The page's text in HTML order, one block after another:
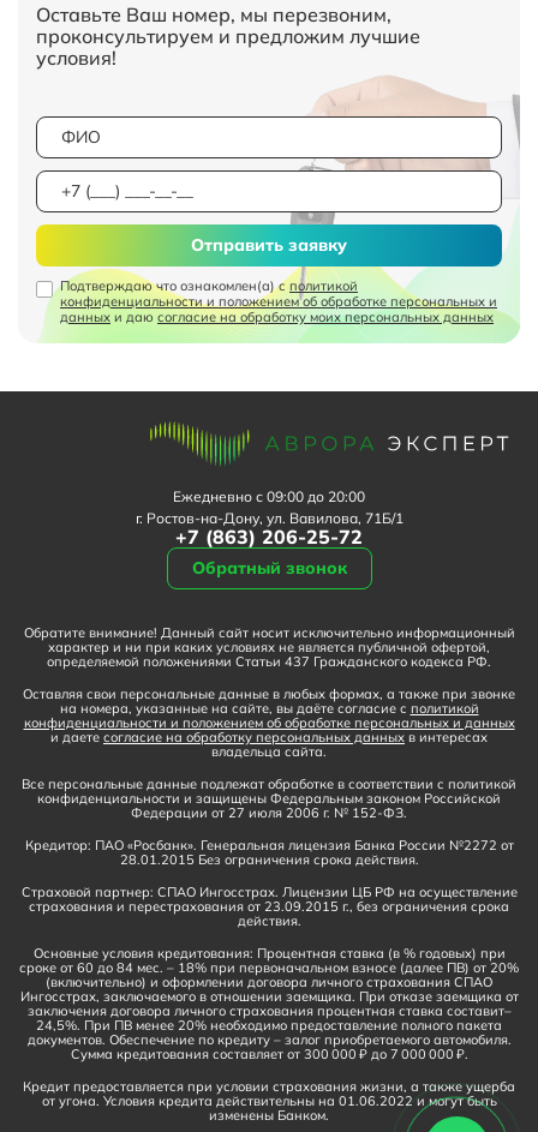
Оставьте Ваш номер, мы перезвоним,
проконсультируем и предложим лучшие
условия!
Подтверждаю что ознакомлен(а) сполитикой
конфиденциальности и положением об обработке персональных и
данных и даю согласие на обработку моих персональных данных
Отправить заявку
Ежедневно с 09:00 до 20:00
г. Ростов-на-Дону, ул. Вавилова, 71Б/1
+7 (863) 206-25-72
Обратный звонок
Обратите внимание! Данный сайт носит исключительно информационный
характер и ни при каких условиях не является публичной офертой,
определяемой положениями Статьи 437 Гражданского кодекса РФ.
Оставляя свои персональные данные в любых формах, а также при звонке
на номера, указанные на сайте, вы даёте согласие с политикой
конфиденциальности и положением об обработке персональных и данных
и даете согласие на обработку персональных данных в интересах
владельца сайта.
Все персональные данные подлежат обработке в соответствии с политикой
конфиденциальности и защищены Федеральным законом Российской
Федерации от 27 июля 2006 г. № 152-ФЗ.
Кредитор: ПАО «Росбанк». Генеральная лицензия Банка России №2272 от
28.01.2015 Без ограничения срока действия.
Страховой партнер: СПАО Ингосстрах. Лицензии ЦБ РФ на осуществление
страхования и перестрахования от 23.09.2015 г., без ограничения срока
действия.
Основные условия кредитования: Процентная ставка (в % годовых) при
сроке от 60 до 84 мес. – 18% при первоначальном взносе (далее ПВ) от 20%
(включительно) и оформлении договора личного страхования СПАО
Ингосстрах, заключаемого в отношении заемщика. При отказе заемщика от
заключения договора личного страхования процентная ставка составит–
24,5%. При ПВ менее 20% необходимо предоставление полного пакета
документов. Обеспечение по кредиту – залог приобретаемого автомобиля.
Сумма кредитования составляет от 300 000 ₽ до 7 000 000 ₽.
Кредит предоставляется при условии страхования жизни, а также ущерба
от угона. Условия кредита действительны на 01.06.2022 и могут быть
изменены Банком.